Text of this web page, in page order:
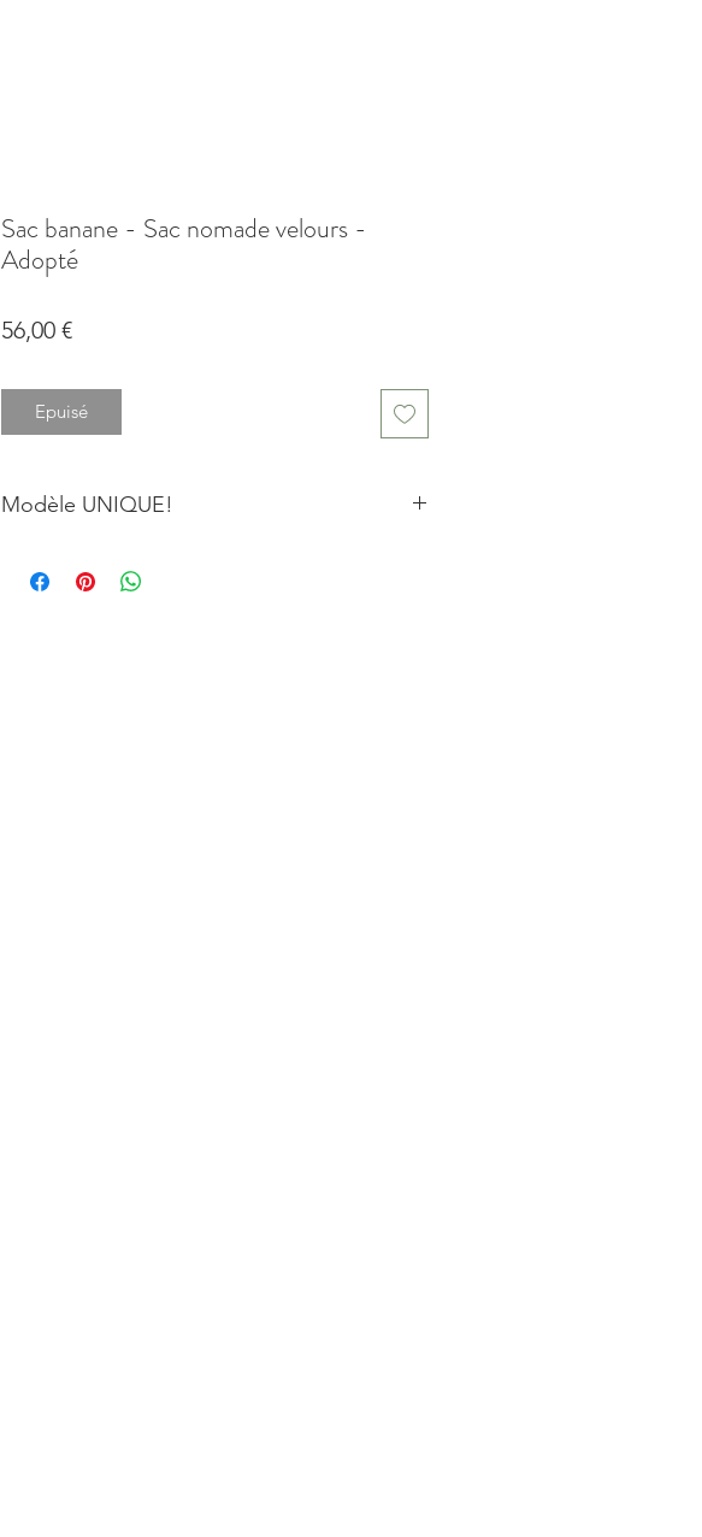
Sac banane - Sac nomade velours -
Adopté
56,00 €Prix
Epuisé
Modèle UNIQUE!